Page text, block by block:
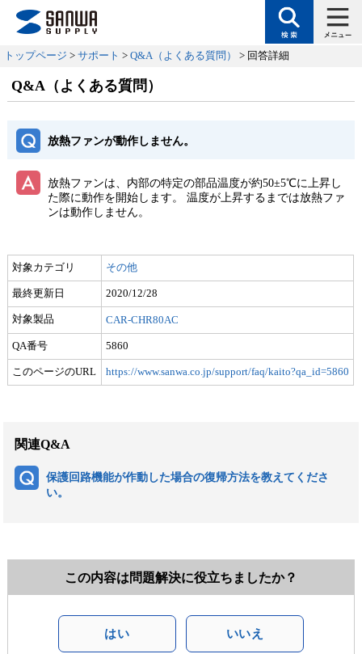
トップページ > サポート > Q&A（よくある質問） > 回答詳細
Q&A（よくある質問）
放熱ファンが動作しません。
放熱ファンは、内部の特定の部品温度が約50±5℃に上昇し
た際に動作を開始します。 温度が上昇するまでは放熱ファ
ンは動作しません。
対象カテゴリ その他
最終更新日 2020/12/28
対象製品 CAR-CHR80AC
QA番号 5860
このページのURL https://www.sanwa.co.jp/support/faq/kaito?qa_id=5860
関連Q&A
保護回路機能が作動した場合の復帰方法を教えてくださ
い。
この内容は問題解決に役立ちましたか？
はい いいえ